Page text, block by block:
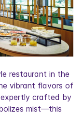
restaurant in the
vibrant flavors of
expertly crafted by
mist—this